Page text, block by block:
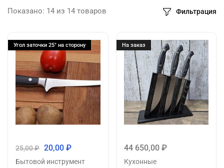
Показано: 14 из 14 товаров Фильтрация
Угол заточки 25° на сторону
25,00₽ 20,00 ₽
Бытовой инструмент
На заказ
44 650,00 ₽
Кухонные